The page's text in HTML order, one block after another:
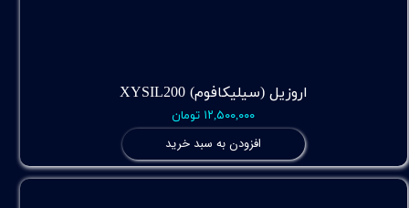
اروزیل (سیلیکافوم) XYSIL200
۱۲,۵۰۰,۰۰۰ تومان
افزودن به سبد خرید